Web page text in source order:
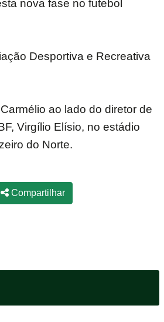
nova fase no futebol
Desportiva e Recreativa
ao lado do diretor de
Virgílio Elísio, no estádio
do Norte.
Compartilhar